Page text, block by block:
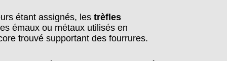
étant assignés, les trèfles
émaux ou métaux utilisés en
trouvé supportant des fourrures.